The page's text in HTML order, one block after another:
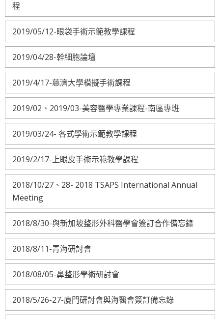
程
2019/05/12-眼袋手術示範教學課程
2019/04/28-幹細胞論壇
2019/4/17-慈濟大學模擬手術課程
2019/02、2019/03-美容醫學專業課程-南區專班
2019/03/24- 各式學術示範教學課程
2019/2/17-上眼皮手術示範教學課程
2018/10/27、28- 2018 TSAPS International Annual
Meeting
2018/8/30-與新加坡整形外科醫學會簽訂合作備忘錄
2018/8/11-青海研討會
2018/08/05-鼻整形學術研討會
2018/5/26-27-廈門研討會與海醫會簽訂備忘錄